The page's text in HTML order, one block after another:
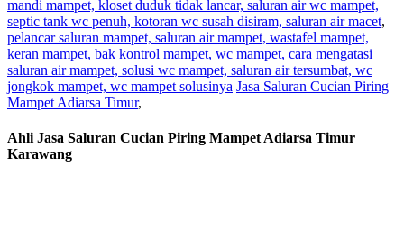
mandi mampet, kloset duduk tidak lancar, saluran air wc mampet,
septic tank wc penuh, kotoran wc susah disiram, saluran air macet,
pelancar saluran mampet, saluran air mampet, wastafel mampet,
keran mampet, bak kontrol mampet, wc mampet, cara mengatasi
saluran air mampet, solusi wc mampet, saluran air tersumbat, wc
jongkok mampet, wc mampet solusinya Jasa Saluran Cucian Piring
Mampet Adiarsa Timur,
Ahli Jasa Saluran Cucian Piring Mampet Adiarsa Timur
Karawang